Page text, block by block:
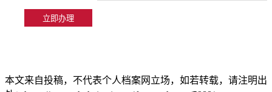
本文来自投稿，不代表个人档案网立场，如若转载，请注明出